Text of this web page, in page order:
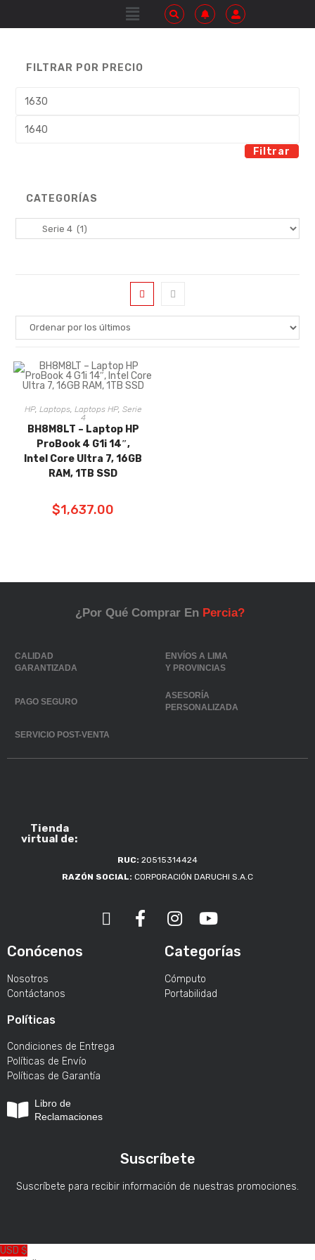
FILTRAR POR PRECIO
Filtrar
CATEGORÍAS
AÑADIR AL
CARRITO
HP, Laptops, Laptops HP, Serie
4
BH8M8LT – Laptop HP
ProBook 4 G1i 14″,
Intel Core Ultra 7, 16GB
RAM, 1TB SSD
$1,637.00
¿Por Qué Comprar En Percia?
CALIDAD
GARANTIZADA
ENVÍOS A LIMA
Y PROVINCIAS
PAGO SEGURO
ASESORÍA
PERSONALIZADA
SERVICIO POST-VENTA
Tienda
virtual de:
RUC: 20515314424
RAZÓN SOCIAL: CORPORACIÓN DARUCHI S.A.C
Conócenos
Nosotros
Contáctanos
Políticas
Condiciones de Entrega
Políticas de Envío
Políticas de Garantía
Libro de
Reclamaciones
Categorías
Cómputo
Portabilidad
Suscríbete
Suscríbete para recibir información de nuestras promociones.
USD $